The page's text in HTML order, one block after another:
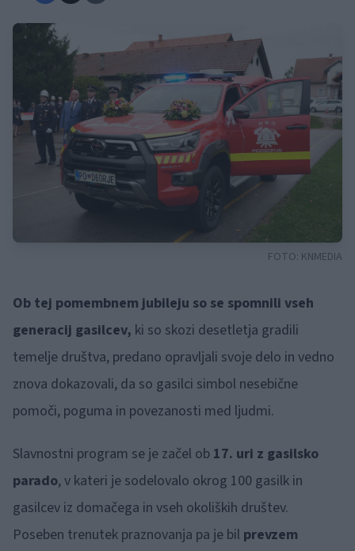
FOTO: KNMEDIA
Ob tej pomembnem jubileju so se spomnili vseh
generacij gasilcev, ki so skozi desetletja gradili
temelje društva, predano opravljali svoje delo in vedno
znova dokazovali, da so gasilci simbol nesebične
pomoči, poguma in povezanosti med ljudmi.
Slavnostni program se je začel ob 17. uri z gasilsko
parado, v kateri je sodelovalo okrog 100 gasilk in
gasilcev iz domačega in vseh okoliških društev.
Poseben trenutek praznovanja pa je bil prevzem